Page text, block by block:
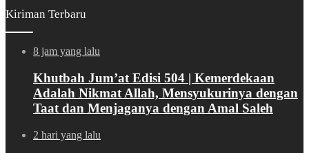
Kiriman Terbaru
8 jam yang lalu
Khutbah Jum’at Edisi 504 | Kemerdekaan
Adalah Nikmat Allah, Mensyukurinya dengan
Taat dan Menjaganya dengan Amal Saleh
2 hari yang lalu